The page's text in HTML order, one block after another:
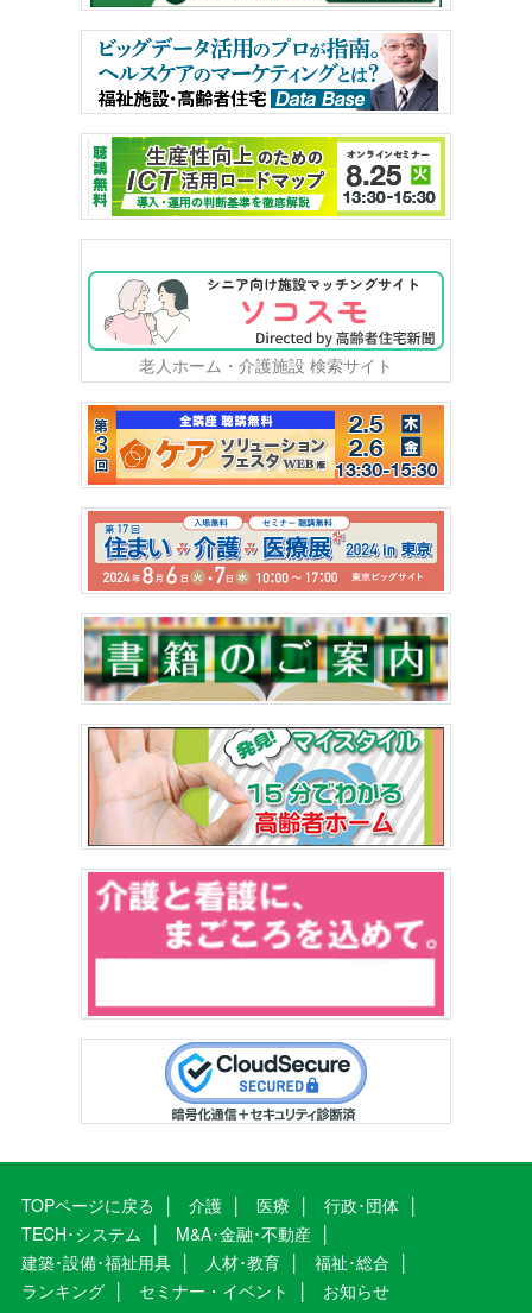
老人ホーム・介護施設 検索サイト
TOPページに戻る 介護 医療
行政･団体
TECH･システム
M&A･金融･不動産
建築･設備･福祉用具
人材･教育
福祉･総合
ランキング
セミナー・イベント お知らせ